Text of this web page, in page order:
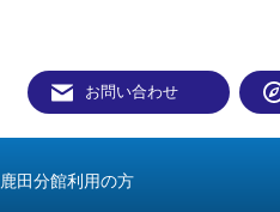
お問い合わせ
鹿田分館利用の方